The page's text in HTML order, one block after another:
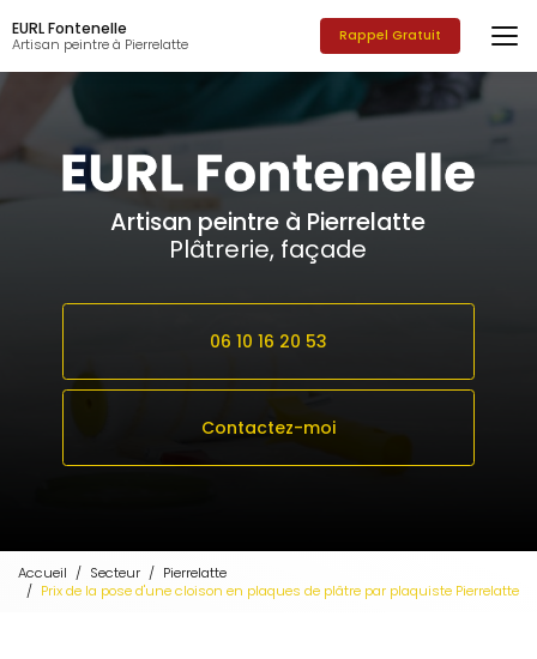
au
contenu
principal
EURL Fontenelle
Artisan peintre à Pierrelatte Rappel Gratuit
Artisan peintre à Pierrelatte
Plâtrerie, façade
06 10 16 20 53
Contactez-moi
Accueil Secteur
Pierrelatte
Prix de la pose d'une cloison en plaques de plâtre par plaquiste Pierrelatte